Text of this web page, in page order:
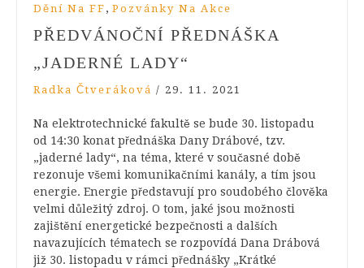
Dění Na FF , Pozvánky Na Akce
PŘEDVÁNOČNÍ PŘEDNÁŠKA
„JADERNÉ LADY“
Radka Čtveráková / 29. 11. 2021
Na elektrotechnické fakultě se bude 30. listopadu
od 14:30 konat přednáška Dany Drábové, tzv.
„jaderné lady“, na téma, které v současné době
rezonuje všemi komunikačními kanály, a tím jsou
energie. Energie představují pro soudobého člověka
velmi důležitý zdroj. O tom, jaké jsou možnosti
zajištění energetické bezpečnosti a dalších
navazujících tématech se rozpovídá Dana Drábová
již 30. listopadu v rámci přednášky „Krátké